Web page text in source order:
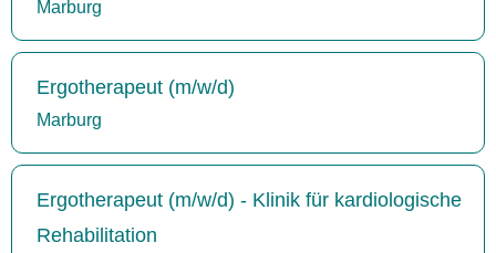
Marburg
Ergotherapeut (m/w/d)
Marburg
Ergotherapeut (m/w/d) - Klinik für kardiologische
Rehabilitation